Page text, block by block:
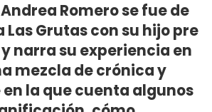
Romero se fue de
Grutas con su hijo pre
narra su experiencia en
mezcla de crónica y
la que cuenta algunos